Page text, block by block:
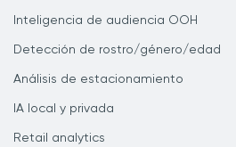
Inteligencia de audiencia OOH
Detección de rostro/género/edad
Análisis de estacionamiento
IA local y privada
Retail analytics